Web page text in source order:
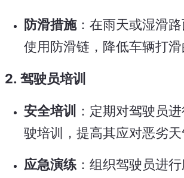
防滑措施：在雨天或湿滑路
使用防滑链，降低车辆打滑
2. 驾驶员培训
安全培训 ：定期对驾驶员
驶培训，提高其应对恶劣天
应急演练 ：组织驾驶员进